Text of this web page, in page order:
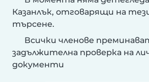
Казанлък, отговарящи на
търсене.
Всички членове
задължителна проверка на
документи